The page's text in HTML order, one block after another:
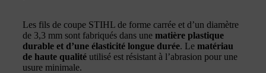
Les fils de coupe STIHL de forme carrée et d’un diamètre
de 3,3 mm sont fabriqués dans une matière plastique
durable et d’une élasticité longue durée. Le matériau
de haute qualité utilisé est résistant à l’abrasion pour une
usure minimale.